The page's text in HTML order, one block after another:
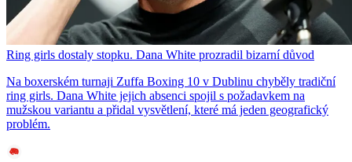
Ring girls dostaly stopku. Dana White prozradil bizarní důvod
Na boxerském turnaji Zuffa Boxing 10 v Dublinu chyběly tradiční
ring girls. Dana White jejich absenci spojil s požadavkem na
mužskou variantu a přidal vysvětlení, které má jeden geografický
problém.